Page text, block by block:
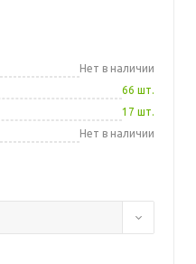
Нет в наличии
66 шт.
17 шт.
Нет в наличии